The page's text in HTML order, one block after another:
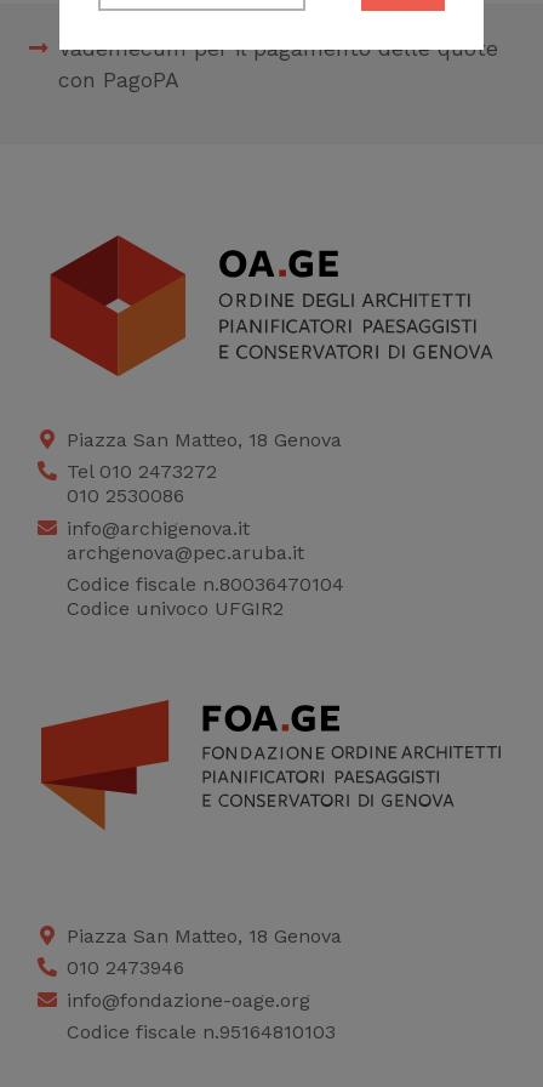
correttamente del
sito
statistici su di te per
migliorare il servizio
Vademecum per il pagamento delle quote
con PagoPA
Piazza San Matteo, 18 Genova
Tel 010 2473272
010 2530086
info@archigenova.it
archgenova@pec.aruba.it
Codice fiscale n.80036470104
Codice univoco UFGIR2
Piazza San Matteo, 18 Genova
010 2473946
info@fondazione-oage.org
Codice fiscale n.95164810103